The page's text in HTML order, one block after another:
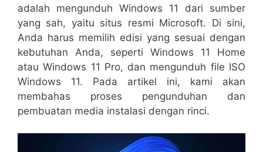
adalah mengunduh Windows 11 dari sumber
yang sah, yaitu situs resmi Microsoft. Di sini,
Anda harus memilih edisi yang sesuai dengan
kebutuhan Anda, seperti Windows 11 Home
atau Windows 11 Pro, dan mengunduh file ISO
Windows 11. Pada artikel ini, kami akan
membahas proses pengunduhan dan
pembuatan media instalasi dengan rinci.